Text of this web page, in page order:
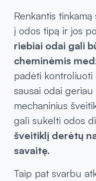
Renkantis
į odos tipą ir jos
riebiai odai gali
cheminėmis
padėti kontroliuoti
sausai odai
mechaninius
gali sukelti odos
šveitiklį derėtų
savaitę.
Taip pat svarbu